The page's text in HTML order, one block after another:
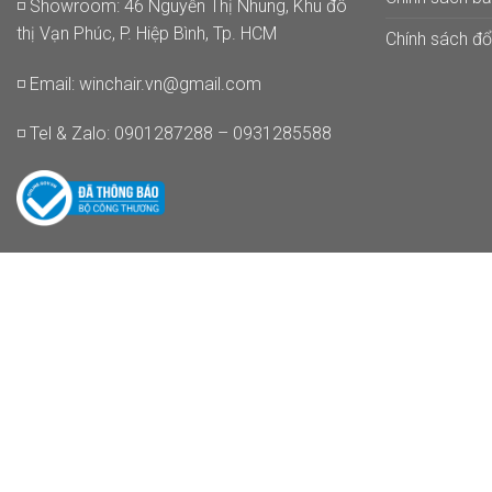
◽ Showroom: 46 Nguyễn Thị Nhung, Khu đô
thị Vạn Phúc, P. Hiệp Bình, Tp. HCM
◽ Email: winchair.vn@gmail.com
◽ Tel & Zalo: 0901287288 – 0931285588
Chính sách